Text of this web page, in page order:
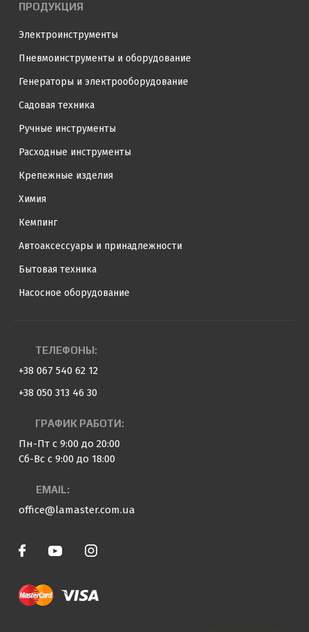
ПРОДУКЦИЯ
Электроинструменты
Пневмоинструменты и оборудование
Генераторы и электрооборудование
Садовая техника
Ручные инструменты
Расходные инструменты
Крепежные изделия
Химия
Кемпинг
Автоаксессуары и принадлежности
Бытовая техника
Насосное оборудование
ТЕЛЕФОНЫ:
+38 067 540 62 12
+38 050 313 46 30
ГРАФИК РАБОТИ:
Пн-Пт с 9:00 до 20:00
Сб-Вс с 9:00 до 18:00
EMAIL:
office@lamaster.com.ua